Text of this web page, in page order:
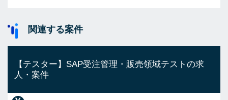
関連する案件
【テスター】SAP受注管理・販売領域テストの求
人・案件